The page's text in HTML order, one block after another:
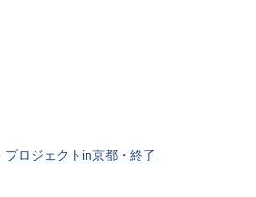
ロジェクトin京都・終了